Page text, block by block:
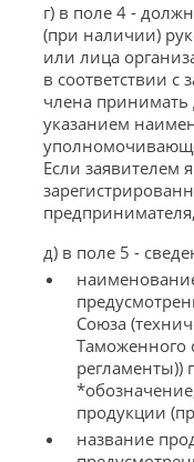
г) в поле 4 -
(при наличии)
или лица
в соответствии с
члена принимать
указанием
Если заявителем
д) в поле 5 -
Союза
Таможенного
регламенты))
продукции
название